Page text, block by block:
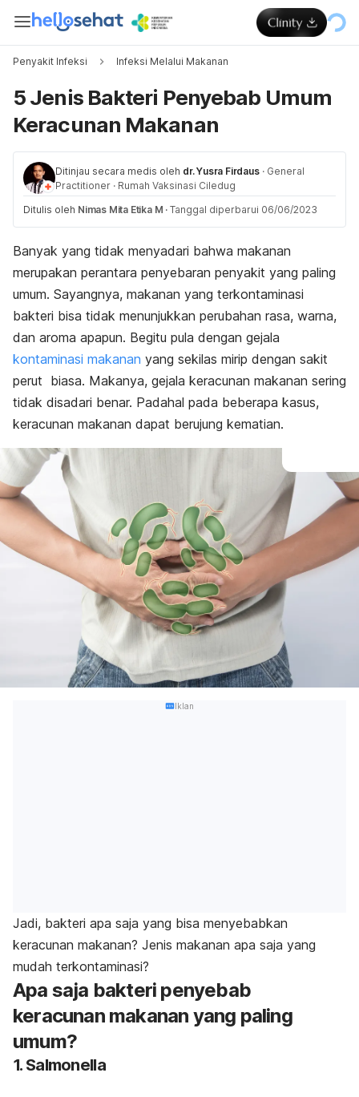
Penyakit Infeksi Infeksi Melalui Makanan
5 Jenis Bakteri Penyebab Umum
Keracunan Makanan
Ditinjau secara medis oleh dr. Yusra Firdaus · General
Practitioner · Rumah Vaksinasi Ciledug
Ditulis oleh Nimas Mita Etika M · Tanggal diperbarui 06/06/2023
Banyak yang tidak menyadari bahwa makanan
merupakan perantara penyebaran penyakit yang paling
umum. Sayangnya, makanan yang terkontaminasi
bakteri bisa tidak menunjukkan perubahan rasa, warna,
dan aroma apapun. Begitu pula dengan gejala
kontaminasi makanan yang sekilas mirip dengan sakit
perut biasa. Makanya, gejala keracunan makanan sering
tidak disadari benar. Padahal pada beberapa kasus,
keracunan makanan dapat berujung kematian.
Iklan
Jadi, bakteri apa saja yang bisa menyebabkan
keracunan makanan? Jenis makanan apa saja yang
mudah terkontaminasi?
Apa saja bakteri penyebab
keracunan makanan yang paling
umum?
1. Salmonella